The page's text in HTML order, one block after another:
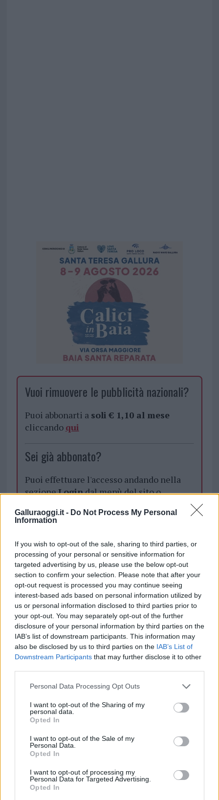
Galluraoggi.it - Do Not Process My Personal
Information
If you wish to opt-out of the sale, sharing to third parties, or
processing of your personal or sensitive information for
targeted advertising by us, please use the below opt-out
section to confirm your selection. Please note that after your
opt-out request is processed you may continue seeing
interest-based ads based on personal information utilized by
us or personal information disclosed to third parties prior to
your opt-out. You may separately opt-out of the further
disclosure of your personal information by third parties on the
IAB’s list of downstream participants. This information may
also be disclosed by us to third parties on the IAB’s List of
Downstream Participants that may further disclose it to other
Please note that this website/app uses one or more Google
not limited to your visit or usage behaviour. You may click to
grant or deny consent to Google and its third-party tags to
use your data for below specified purposes in below Google
consent section.
Personal Data Processing Opt Outs
I want to opt-out of the Sharing of my
personal data.
Opted In
I want to opt-out of the Sale of my
Personal Data.
Opted In
I want to opt-out of processing my
Personal Data for Targeted Advertising.
Opted In
Vuoi rimuovere le pubblicità nazionali?
Puoi abbonarti a soli € 1,10 al mese
cliccando qui
Sei già abbonato?
Puoi effettuare l'accesso andando nella
sezioneLogindal menù del sito o
TEMI:
Coronavirus Gallura
Coronavirus Sardegna
Notizie in tempo reale?
Entra nel canale telegram di
GalluraOggi.it
Inviaci le tue segnalazioni,
i tuoi video e le tue foto
Su WhatsApp al numero +39
345 356 7512
Ricevi le nostre ultime news
daGoogle News